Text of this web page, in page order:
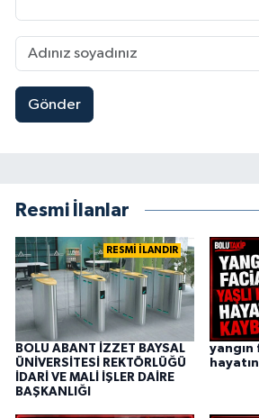
Gönder
Resmi İlanlar
RESMİ İLANDIR
BOLU ABANT İZZET BAYSAL
ÜNİVERSİTESİ REKTÖRLÜĞÜ
İDARİ VE MALİ İŞLER DAİRE
BAŞKANLIĞI
yangın